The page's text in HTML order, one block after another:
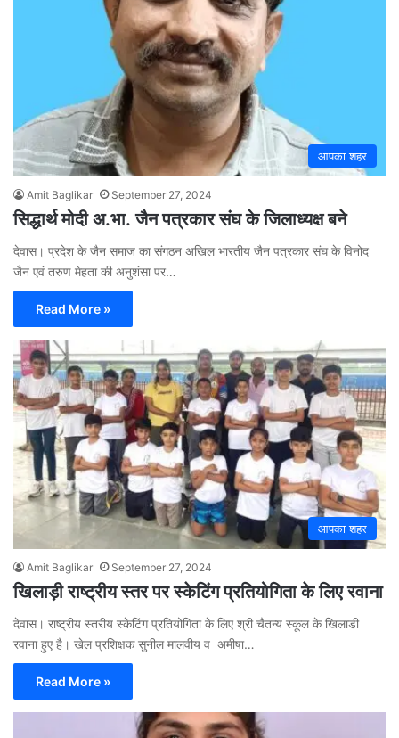
आपका शहर
Amit Baglikar September 27, 2024
सिद्धार्थ मोदी अ.भा. जैन पत्रकार संघ के जिलाध्यक्ष बने
देवास। प्रदेश के जैन समाज का संगठन अखिल भारतीय जैन पत्रकार संघ के विनोद
जैन एवं तरुण मेहता की अनुशंसा पर…
Read More »
आपका शहर
Amit Baglikar September 27, 2024
खिलाड़ी राष्ट्रीय स्तर पर स्केटिंग प्रतियोगिता के लिए रवाना
देवास। राष्ट्रीय स्तरीय स्केटिंग प्रतियोगिता के लिए श्री चैतन्य स्कूल के खिलाडी
रवाना हुए है। खेल प्रशिक्षक सुनील मालवीय व अमीषा…
Read More »